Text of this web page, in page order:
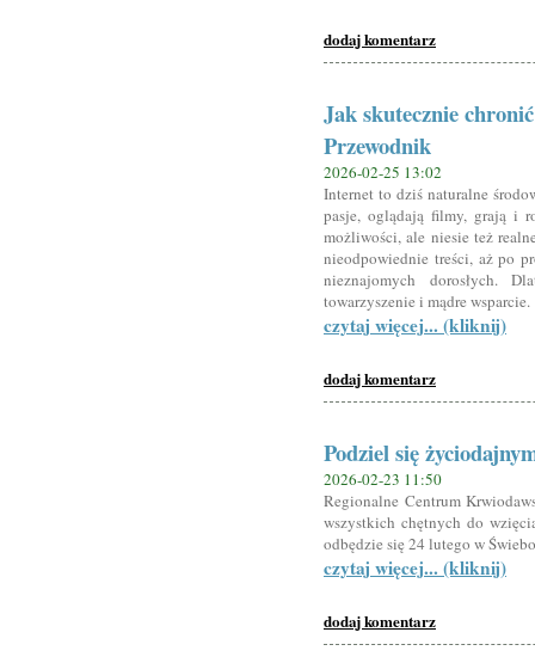
dodaj komentarz
Jak skutecznie
Przewodnik
2026-02-25 13:02
Internet to dziś naturalne
pasje, oglądają filmy, grają i
możliwości, ale niesie też
nieodpowiednie treści, aż po
nieznajomych dorosłych.
towarzyszenie i mądre wsparcie.
czytaj więcej... (kliknij)
dodaj komentarz
Podziel się
2026-02-23 11:50
Regionalne Centrum
wszystkich chętnych do
odbędzie się 24 lutego w
czytaj więcej... (kliknij)
dodaj komentarz